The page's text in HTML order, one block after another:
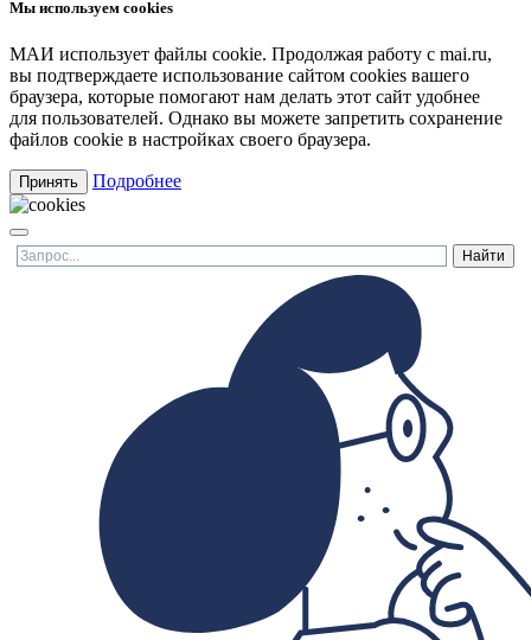
Мы используем cookies
МАИ использует файлы cookie. Продолжая работу с mai.ru,
вы подтверждаете использование сайтом cookies вашего
браузера, которые помогают нам делать этот сайт удобнее
для пользователей. Однако вы можете запретить сохранение
файлов cookie в настройках своего браузера.
Принять Подробнее